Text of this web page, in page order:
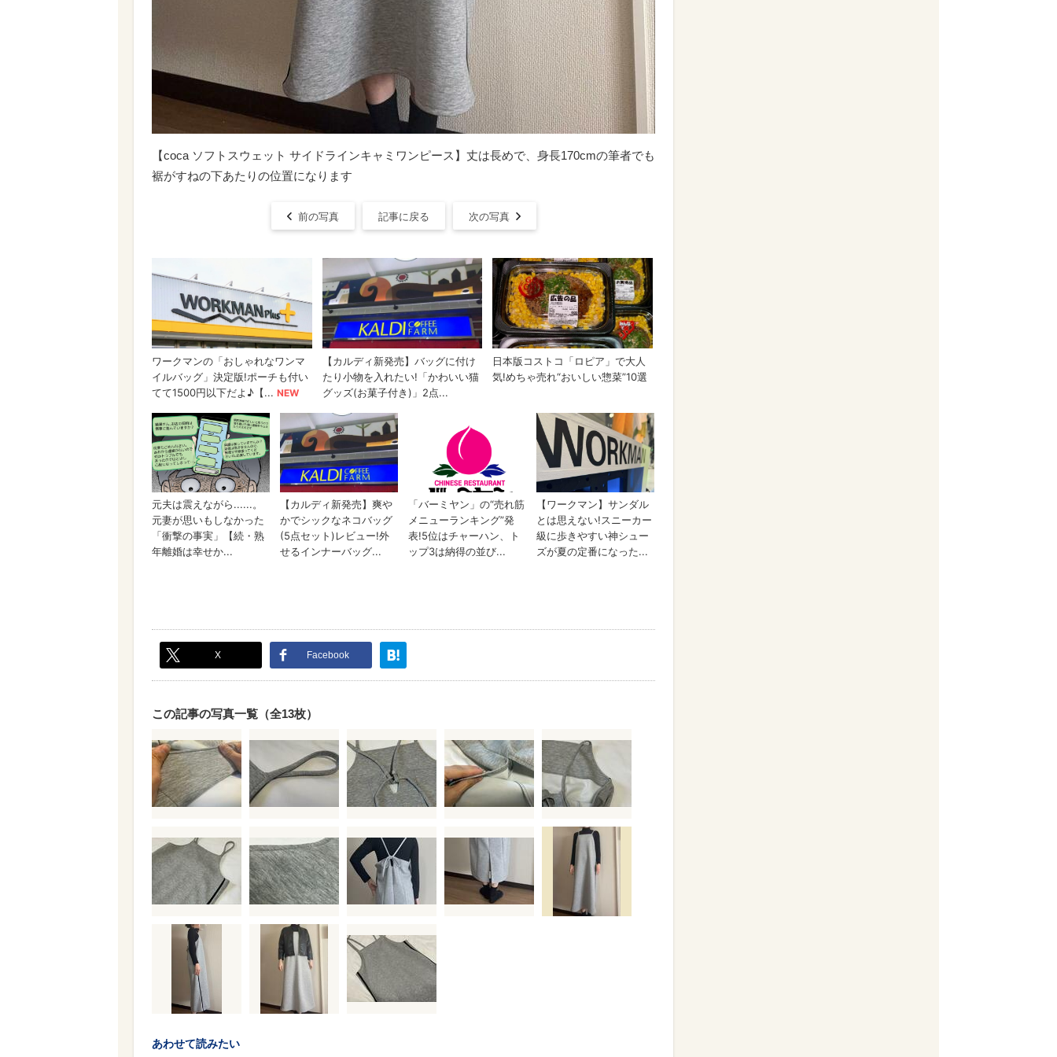
【coca ソフトスウェット サイドラインキャミワンピース】丈は長めで、身長170cmの筆者でも
裾がすねの下あたりの位置になります
前の写真 記事に戻る 次の写真
X Facebook
この記事の写真一覧（全13枚）
あわせて読みたい